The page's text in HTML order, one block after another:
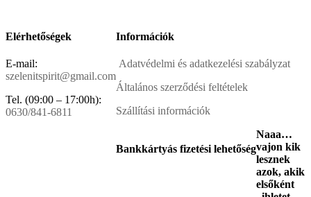
Elérhetőségek
E-mail:
szelenitspirit@gmail.com
Tel. (09:00 – 17:00h):
0630/841-6811
Információk
Adatvédelmi és adatkezelési szabályzat
Általános szerződési feltételek
Szállítási információk
Bankkártyás fizetési lehetőség
Naaa…
vajon kik
lesznek
azok, akik
elsőként